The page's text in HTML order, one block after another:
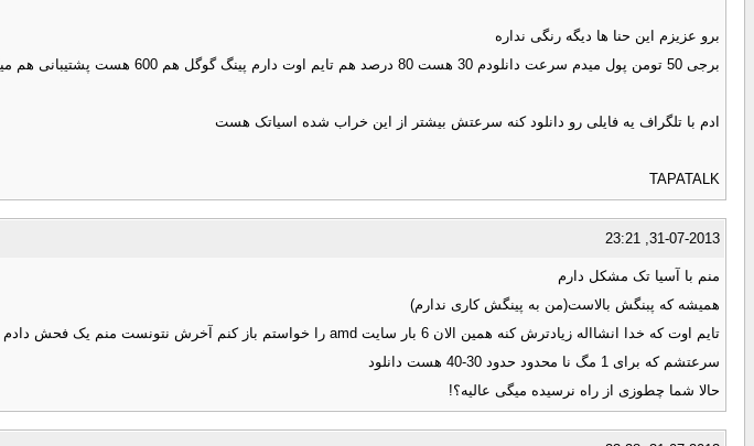
برو عزیزم این حنا ها دیگه رنگی نداره
برجی 50 تومن پول میدم سرعت دانلودم 30 هست 80 درصد هم تایم اوت دارم پینگ گوگل هم 600 هست پشتیبانی هم میگه همینه که هست اگه نمیخوای جمعش کن ما برای کسی دعوتنامه نفرستادیم !!!!!
ادم با تلگراف یه فایلی رو دانلود کنه سرعتش بیشتر از این خراب شده اسیاتک هست
TAPATALK
31-07-2013, 23:21
منم با آسیا تک مشکل دارم
همیشه که پبنگش بالاست(من به پینگش کاری ندارم)
تایم اوت که خدا انشااله زیادترش کنه همین الان 6 بار سایت amd را خواستم باز کنم آخرش نتونست منم یک فحش دادم بی خیال شدم(ضمن پوزش)
سرعتشم که برای 1 مگ نا محدود حدود 30-40 هست دانلود
حالا شما چطوزی از راه نرسیده میگی عالیه؟!